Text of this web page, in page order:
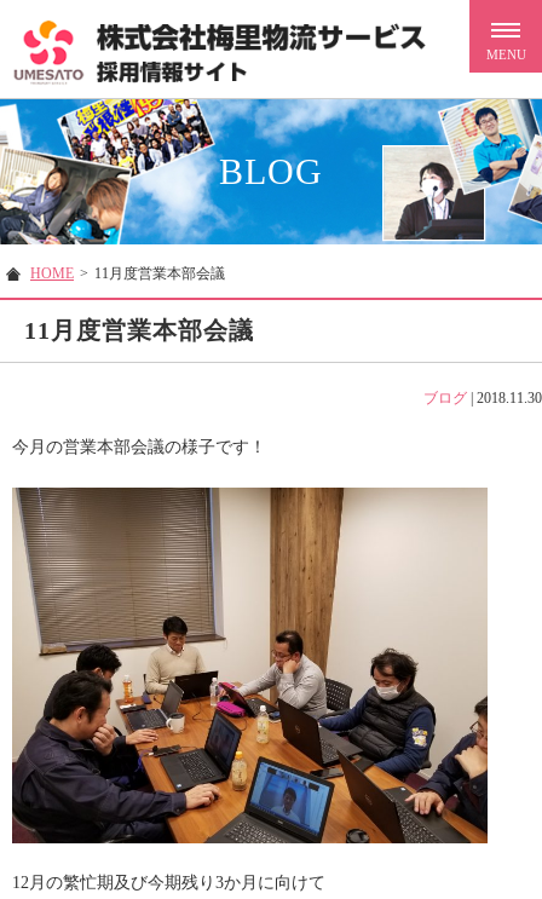
BLOG
HOME > 11月度営業本部会議
11月度営業本部会議
ブログ 2018.11.30
今月の営業本部会議の様子です！
12月の繁忙期及び今期残り3か月に向けて